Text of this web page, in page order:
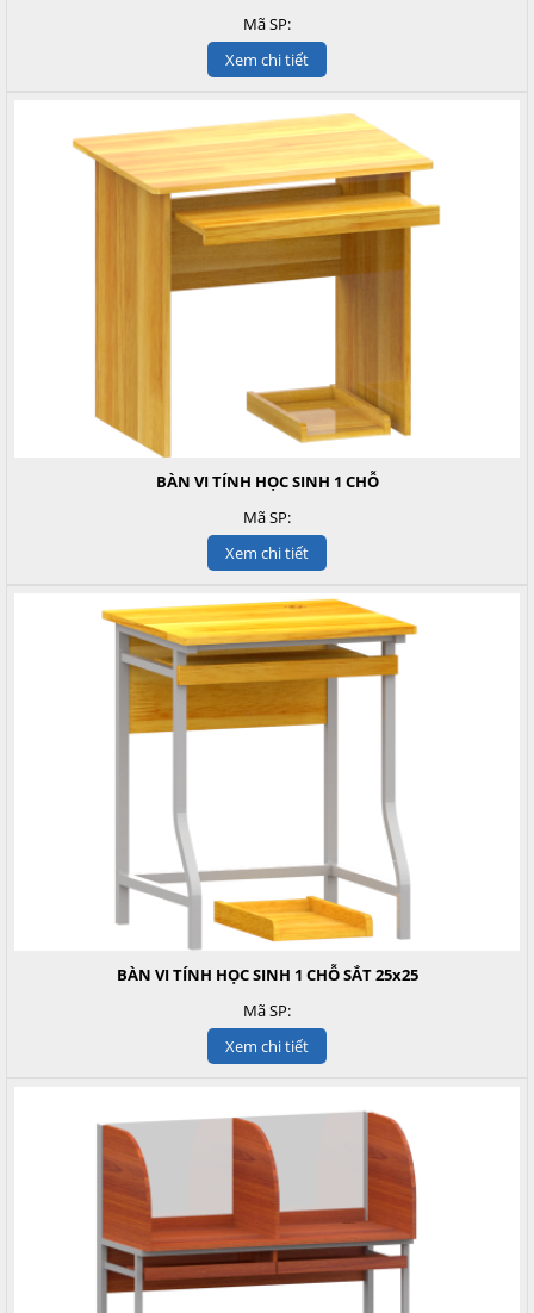
Mã SP:
Xem chi tiết
BÀN VI TÍNH HỌC SINH 1 CHỖ
Mã SP:
Xem chi tiết
BÀN VI TÍNH HỌC SINH 1 CHỖ SẮT 25x25
Mã SP:
Xem chi tiết